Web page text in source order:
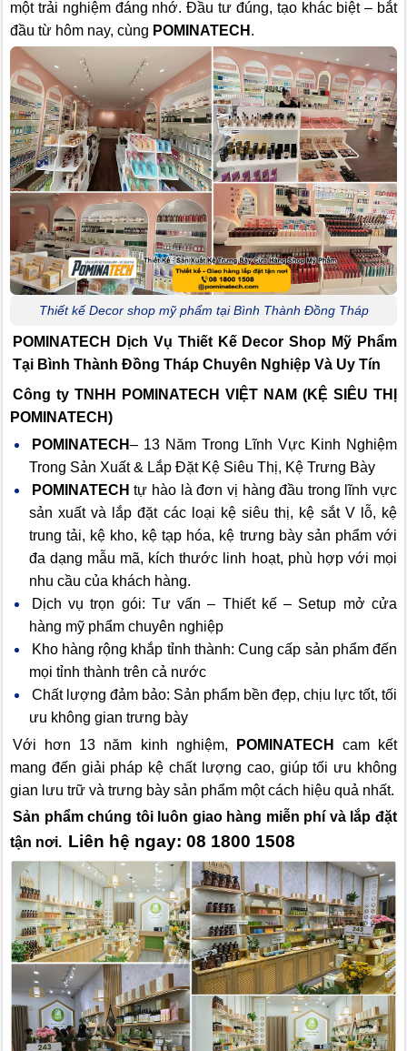
một trải nghiệm đáng nhớ. Đầu tư đúng, tạo khác biệt – bắt
đầu từ hôm nay, cùng POMINATECH .
Thiết kế Decor shop mỹ phẩm tại Bình Thành Đồng Tháp
POMINATECH Dịch Vụ Thiết Kế Decor Shop Mỹ Phẩm
Tại Bình Thành Đồng Tháp Chuyên Nghiệp Và Uy Tín
Công ty TNHH POMINATECH VIỆT NAM (KỆ SIÊU THỊ
POMINATECH)
POMINATECH– 13 Năm Trong Lĩnh Vực Kinh Nghiệm
Trong Sản Xuất & Lắp Đặt Kệ Siêu Thị, Kệ Trưng Bày
POMINATECHtự hào là đơn vị hàng đầu trong lĩnh vực
sản xuất và lắp đặt các loại kệ siêu thị, kệ sắt V lỗ, kệ
trung tải, kệ kho, kệ tạp hóa, kệ trưng bày sản phẩm với
đa dạng mẫu mã, kích thước linh hoạt, phù hợp với mọi
nhu cầu của khách hàng.
Dịch vụ trọn gói: Tư vấn – Thiết kế – Setup mở cửa
hàng mỹ phẩm chuyên nghiệp
Kho hàng rộng khắp tỉnh thành: Cung cấp sản phẩm đến
mọi tỉnh thành trên cả nước
Chất lượng đảm bảo: Sản phẩm bền đẹp, chịu lực tốt, tối
ưu không gian trưng bày
Với hơn 13 năm kinh nghiệm,
POMINATECH
cam kết
mang đến giải pháp kệ chất lượng cao, giúp tối ưu không
gian lưu trữ và trưng bày sản phẩm một cách hiệu quả nhất.
Sản phẩm chúng tôi luôn giao hàng miễn phí và lắp đặt
tận nơi. Liên hệ ngay: 08 1800 1508